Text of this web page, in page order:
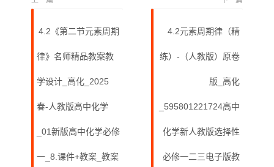
4.2《第二节元素周期
律》名师精品教案教
学设计_高化_2025
春-人教版高中化学
_01新版高中化学必修
一_8.课件+教案_教案
4.2元素周期律（精
练）-（人教版）原卷
版_高化
_595801221724高中
化学新人教版选择性
必修一二三电子版教